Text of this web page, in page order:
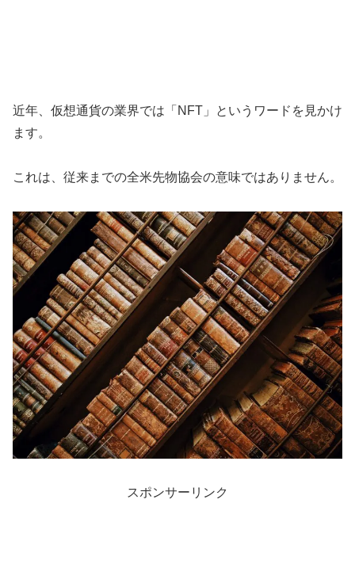
近年、仮想通貨の業界では「NFT」というワードを見かけ
ます。
これは、従来までの全米先物協会の意味ではありません。
スポンサーリンク